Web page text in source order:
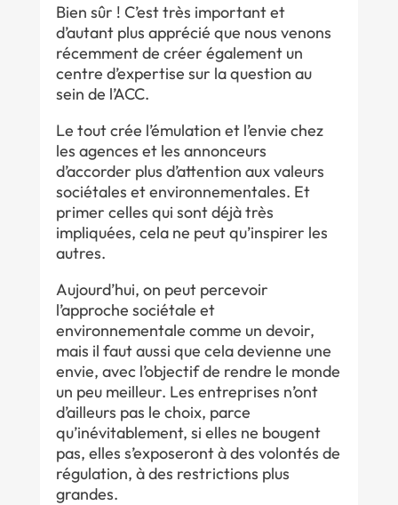
Bien sûr ! C’est très important et
d’autant plus apprécié que nous venons
récemment de créer également un
centre d’expertise sur la question au
sein de l’ACC.
Le tout crée l’émulation et l’envie chez
les agences et les annonceurs
d’accorder plus d’attention aux valeurs
sociétales et environnementales. Et
primer celles qui sont déjà très
impliquées, cela ne peut qu’inspirer les
autres.
Aujourd’hui, on peut percevoir
l’approche sociétale et
environnementale comme un devoir,
mais il faut aussi que cela devienne une
envie, avec l’objectif de rendre le monde
un peu meilleur. Les entreprises n’ont
d’ailleurs pas le choix, parce
qu’inévitablement, si elles ne bougent
pas, elles s’exposeront à des volontés de
régulation, à des restrictions plus
grandes.